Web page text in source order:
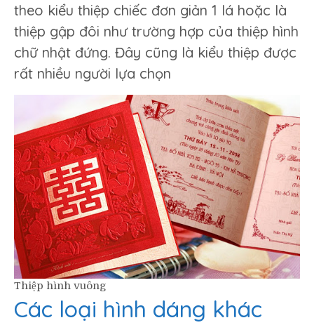
theo kiểu thiệp chiếc đơn giản 1 lá hoặc là
thiệp gập đôi như trường hợp của thiệp hình
chữ nhật đứng. Đây cũng là kiểu thiệp được
rất nhiều người lựa chọn
Thiệp hình vuông
Các loại hình dáng khác